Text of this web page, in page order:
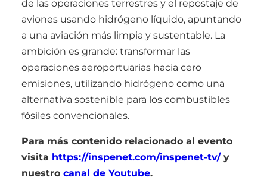
de las operaciones terrestres y el repostaje de
aviones usando hidrógeno líquido, apuntando
a una aviación más limpia y sustentable. La
ambición es grande: transformar las
operaciones aeroportuarias hacia cero
emisiones, utilizando hidrógeno como una
alternativa sostenible para los combustibles
fósiles convencionales.
Para más contenido relacionado al evento
visita https://inspenet.com/inspenet-tv/y
nuestro canal de Youtube.